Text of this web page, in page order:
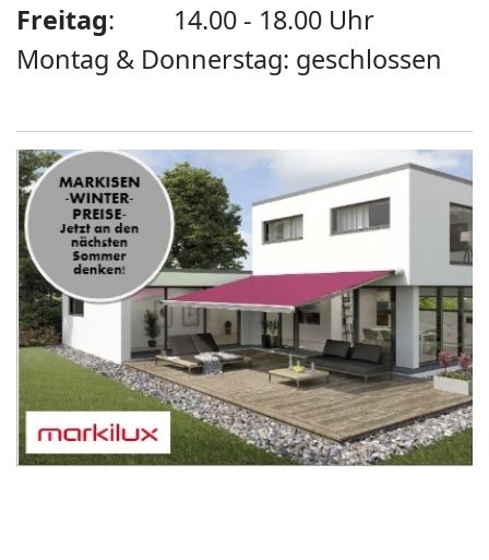
Freitag: 14.00 - 18.00 Uhr
Montag & Donnerstag: geschlossen